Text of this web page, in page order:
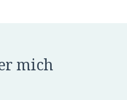
mich